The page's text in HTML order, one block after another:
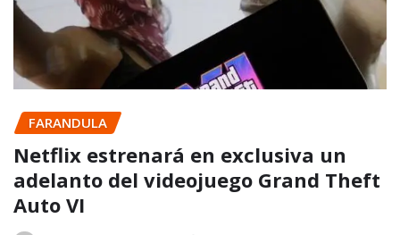
FARANDULA
Netflix estrenará en exclusiva un
adelanto del videojuego Grand Theft
Auto VI